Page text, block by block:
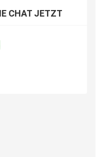
CHAT JETZT